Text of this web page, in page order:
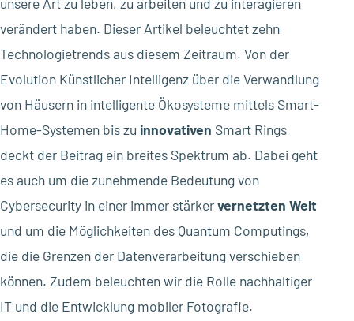
verändert haben. Dieser Artikel beleuchtet zehn
Technologietrends aus diesem Zeitraum. Von der
Evolution Künstlicher Intelligenz über die Verwandlung
von Häusern in intelligente Ökosysteme mittels Smart-
Home-Systemen bis zu innovativen Smart Rings
deckt der Beitrag ein breites Spektrum ab. Dabei geht
es auch um die zunehmende Bedeutung von
Cybersecurity in einer immer stärkervernetzten Welt
und um die Möglichkeiten des Quantum Computings,
die die Grenzen der Datenverarbeitung verschieben
können. Zudem beleuchten wir die Rolle nachhaltiger
IT und die Entwicklung mobiler Fotografie.